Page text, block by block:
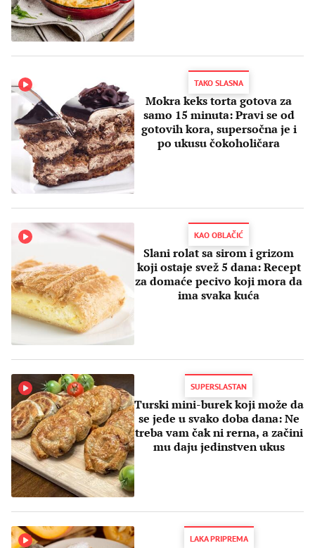
TAKO SLASNA
Mokra keks torta gotova za
samo 15 minuta: Pravi se od
gotovih kora, supersočna je i
po ukusu čokoholičara
KAO OBLAČIĆ
Slani rolat sa sirom i grizom
koji ostaje svež 5 dana: Recept
za domaće pecivo koji mora da
ima svaka kuća
SUPERSLASTAN
Turski mini-burek koji može da
se jede u svako doba dana: Ne
treba vam čak ni rerna, a začini
mu daju jedinstven ukus
LAKA PRIPREMA